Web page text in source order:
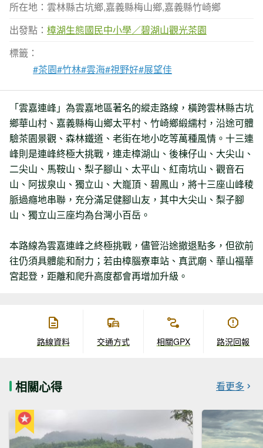
所在地：雲林縣古坑鄉,嘉義縣梅山鄉,嘉義縣竹崎鄉
出發點： 樟湖生態國民中小學／碧湖山觀光茶園
標籤：
#茶園#竹林#雲海#視野好#展望佳
「雲嘉連峰」為雲嘉地區著名的縱走路線，橫跨雲林縣古坑
鄉華山村、嘉義縣梅山鄉太平村、竹崎鄉緞繻村，沿途可體
驗茶園景觀、森林鐵道、老街在地小吃等萬種風情。十三連
峰則是連峰終極大挑戰，連走樟湖山、後棟仔山、大尖山、
二尖山、馬鞍山、梨子腳山、太平山、紅南坑山、觀音石
山、阿拔泉山、獨立山、大巃頂、碧鳳山，將十三座山峰稜
脈過癮地串聯，充分滿足健腳山友，其中大尖山、梨子腳
山、獨立山三座均為台灣小百岳。
本路線為雲嘉連峰之終極挑戰，儘管沿途撤退點多，但欲前
往仍須具體能和耐力；若由樟腦寮車站、真武廟、華山福華
宮起登，距離和爬升高度都會再增加升級。
路線資料 交通方式 相關GPX 路況回報
相關心得 看更多